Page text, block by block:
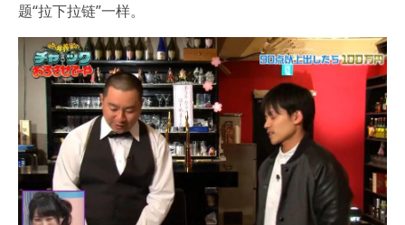
题“拉下拉链”一样。